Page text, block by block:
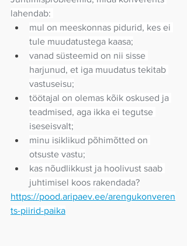
lahendab:
mul on meeskonnas pidurid, kes ei
tule muudatustega kaasa;
vanad süsteemid on nii sisse
harjunud, et iga muudatus tekitab
vastuseisu;
töötajal on olemas kõik oskused ja
teadmised, aga ikka ei tegutse
iseseisvalt;
minu isiklikud põhimõtted on
otsuste vastu;
kas nõudlikkust ja hoolivust saab
juhtimisel koos rakendada?
https://pood.aripaev.ee/arengukonveren
ts-piirid-paika